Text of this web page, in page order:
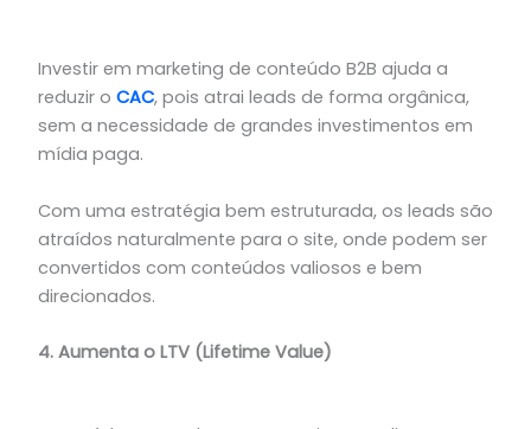
Investir em marketing de conteúdo B2B ajuda a
reduzir o CAC, pois atrai leads de forma orgânica,
sem a necessidade de grandes investimentos em
mídia paga.
Com uma estratégia bem estruturada, os leads são
atraídos naturalmente para o site, onde podem ser
convertidos com conteúdos valiosos e bem
direcionados.
4. Aumenta o LTV (Lifetime Value)